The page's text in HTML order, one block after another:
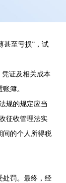
甚至亏损”，试
证及相关成本
簿。
规的规定应当
征收管理法实
间的个人所得税
处罚。最终，经